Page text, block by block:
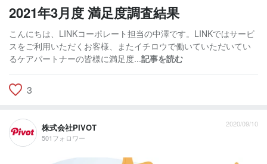
2021年3月度 満足度調査結果
こんにちは、LINKコーポレート担当の中澤です。LINKではサービ
スをご利用いただくお客様、またイチロウで働いていただいてい
るケアパートナーの皆様に満足度...記事を読む
3
株式会社PIVOT
501フォロワー
2020/09/10